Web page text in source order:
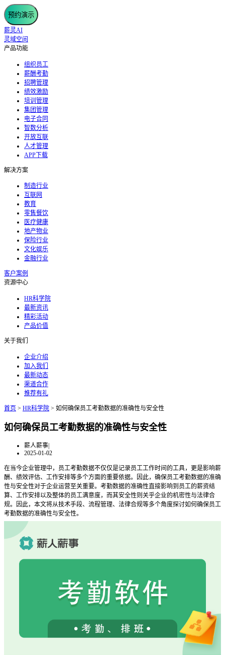
预约演示
薪灵AI
灵域空间
产品功能
组织员工
薪酬考勤
招聘管理
绩效激励
培训管理
集团管理
电子合同
智数分析
开放互联
人才管理
APP下载
解决方案
制造行业
互联网
教育
零售餐饮
医疗健康
地产物业
保险行业
文化娱乐
金融行业
客户案例
资源中心
HR科学院
最新资讯
精彩活动
产品价值
关于我们
企业介绍
加入我们
最新动态
渠道合作
推荐有礼
首页 > HR科学院 > 如何确保员工考勤数据的准确性与安全性
如何确保员工考勤数据的准确性与安全性
薪人薪事|
2025-01-02
在当今企业管理中，员工考勤数据不仅仅是记录员工工作时间的工具，更是影响薪
酬、绩效评估、工作安排等多个方面的重要依据。因此，确保员工考勤数据的准确
性与安全性对于企业运营至关重要。考勤数据的准确性直接影响到员工的薪资结
算、工作安排以及整体的员工满意度，而其安全性则关乎企业的机密性与法律合
规。因此，本文将从技术手段、流程管理、法律合规等多个角度探讨如何确保员工
考勤数据的准确性与安全性。